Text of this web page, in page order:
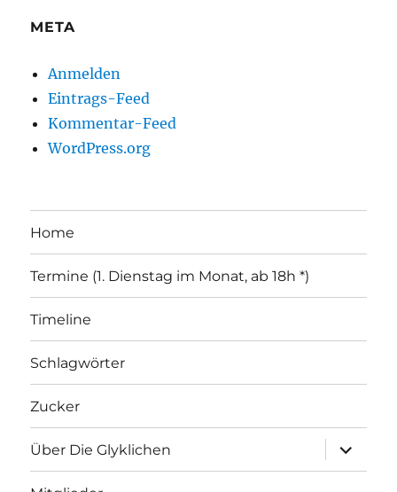
META
Anmelden
Eintrags-Feed
Kommentar-Feed
WordPress.org
Home
Termine (1. Dienstag im Monat, ab 18h *)
Timeline
Schlagwörter
Zucker
Über Die Glyklichen
öffnen